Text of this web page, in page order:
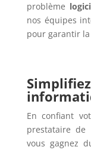
problème
nos équipes
pour garantir
En confiant
prestataire
vous gagnez